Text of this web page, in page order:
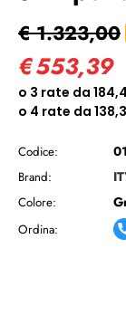
€ 1.323,00
€553,39
Codice:
Brand:
Colore:
Ordina: